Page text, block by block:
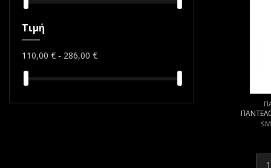
Τιμή
110,00 € - 286,00 €